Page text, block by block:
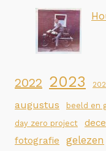
2022 2023
augustus beeld en
day zero project
fotografie gelezen